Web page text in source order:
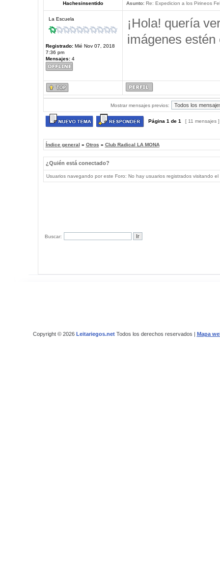
Hachesinsentido Asunto:Re: Expedicion a los Pirineos
La Escuela
Registrado:Mié Nov 07, 2018
7:36 pm
Mensajes:4
¡Hola! quería
imágenes
Mostrar mensajes previos:
Página 1 de 1 [ 11 mensajes
Índice general » Otros » Club Radical LA MONA
¿Quién está conectado?
Usuarios navegando por este Foro: No hay usuarios registrados visitando
Buscar:
Copyright © 2026 Leitariegos.netTodos los derechos reservados | Mapa